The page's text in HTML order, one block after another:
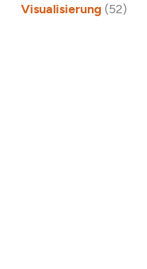
Visualisierung (52)